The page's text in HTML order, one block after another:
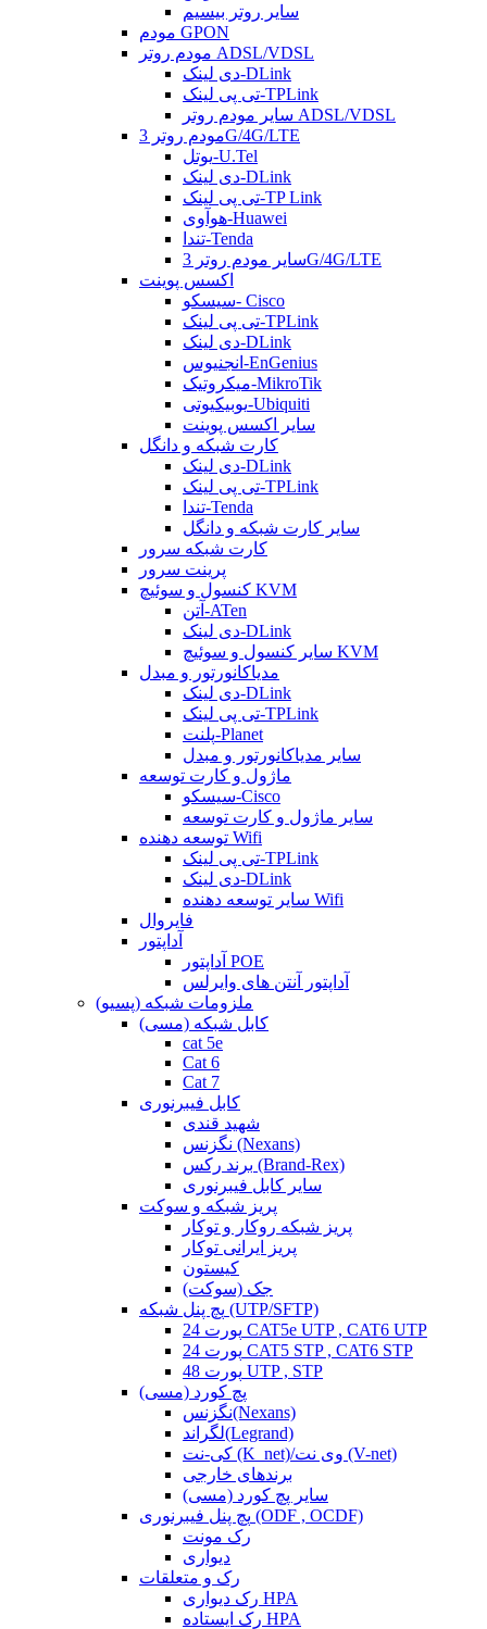
سایر روتر بیسیم
مودم GPON
مودم روتر ADSL/VDSL
دی لینک-DLink
تی پی لینک-TPLink
سایر مودم روتر ADSL/VDSL
مودم روتر 3G/4G/LTE
یوتل-U.Tel
دی لینک-DLink
تی پی لینک-TP Link
هوآوی-Huawei
تندا-Tenda
سایر مودم روتر 3G/4G/LTE
اکسس پوینت
سیسکو- Cisco
تی پی لینک-TPLink
دی لینک-DLink
انجنیوس-EnGenius
میکروتیک-MikroTik
یوبیکیوتی-Ubiquiti
سایر اکسس پوینت
کارت شبکه و دانگل
دی لینک-DLink
تی پی لینک-TPLink
تندا-Tenda
سایر کارت شبکه و دانگل
کارت شبکه سرور
پرینت سرور
کنسول و سوئیچ KVM
آتن-ATen
دی لینک-DLink
سایر کنسول و سوئیچ KVM
مدیاکانورتور و مبدل
دی لینک-DLink
تی پی لینک-TPLink
پلنت-Planet
سایر مدیاکانورتور و مبدل
ماژول و کارت توسعه
سیسکو-Cisco
سایر ماژول و کارت توسعه
توسعه دهنده Wifi
تی پی لینک-TPLink
دی لینک-DLink
سایر توسعه دهنده Wifi
فایروال
آداپتور
آداپتور POE
آداپتور آنتن های وایرلس
ملزومات شبکه (پسیو)
کابل شبکه (مسی)
cat 5e
Cat 6
Cat 7
کابل فیبرنوری
شهید قندی
نگزنس (Nexans)
برند رکس (Brand-Rex)
سایر کابل فیبرنوری
پریز شبکه و سوکت
پریز شبکه روکار و توکار
پریز ایرانی توکار
کیستون
جک (سوکت)
پچ پنل شبکه (UTP/SFTP)
24 پورت CAT5e UTP , CAT6 UTP
24 پورت CAT5 STP , CAT6 STP
48 پورت UTP , STP
پچ کورد (مسی)
نگزنس(Nexans)
لگراند(Legrand)
کی-نت (K_net)/وی نت (V-net)
برندهای خارجی
سایر پچ کورد (مسی)
پچ پنل فیبرنوری (ODF , OCDF)
رک مونت
دیواری
رک و متعلقات
رک دیواری HPA
رک ایستاده HPA